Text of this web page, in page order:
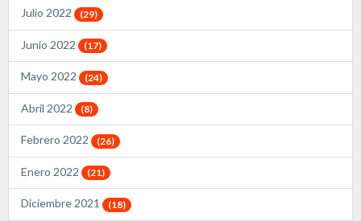
Julio 2022 (29)
Junio 2022 (17)
Mayo 2022 (24)
Abril 2022 (8)
Febrero 2022 (26)
Enero 2022 (21)
Diciembre 2021 (18)